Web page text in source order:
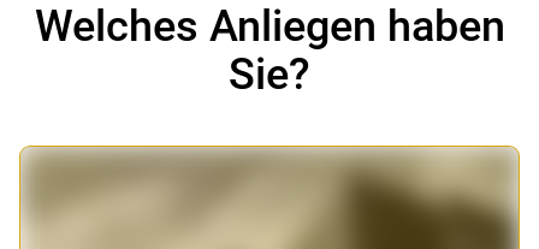
Welches Anliegen haben
Sie?